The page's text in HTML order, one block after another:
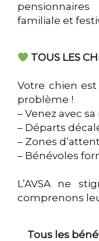
familiale et
TOUS LES
Votre chien
problème !
– Venez avec
– Départs
– Zones
– Bénévoles
L’AVSA ne
comprenons
Tous les